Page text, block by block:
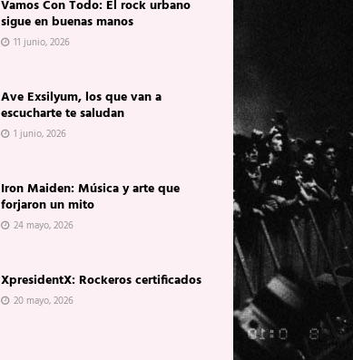
Vamos Con Todo: El rock urbano
sigue en buenas manos
11 junio, 2026
Ave Exsilyum, los que van a
escucharte te saludan
1 junio, 2026
Iron Maiden: Música y arte que
forjaron un mito
24 mayo, 2026
XpresidentX: Rockeros certificados
20 mayo, 2026